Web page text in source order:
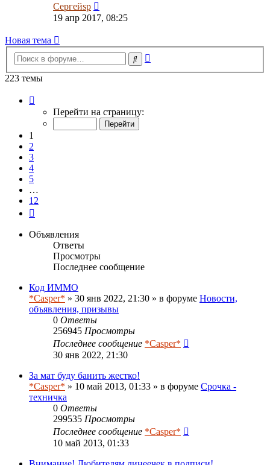
Сергейsp
к
последнему
19 апр 2017, 08:25
Новая тема
Поиск
223 темы
Перейти на страницу:
1
2
3
4
5
…
12
Объявления
Ответы
Просмотры
Последнее сообщение
Код ИММО
*Casper* » 30 янв 2022, 21:30 » в форуме Новости,
объявления, призывы
0 Ответы
256945 Просмотры
Последнее сообщение *Casper*
30 янв 2022, 21:30
За мат буду банить жестко!
*Casper* » 10 май 2013, 01:33 » в форуме Срочка -
техничка
0 Ответы
299535 Просмотры
Последнее сообщение *Casper*
10 май 2013, 01:33